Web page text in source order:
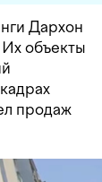
Дархон
объекты
продаж